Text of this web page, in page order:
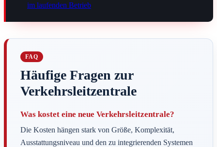
im laufenden Betrieb
FAQ
Häufige Fragen zur
Verkehrsleitzentrale
Was kostet eine neue Verkehrsleitzentrale?
Die Kosten hängen stark von Größe, Komplexität,
Ausstattungsniveau und den zu integrierenden Systemen